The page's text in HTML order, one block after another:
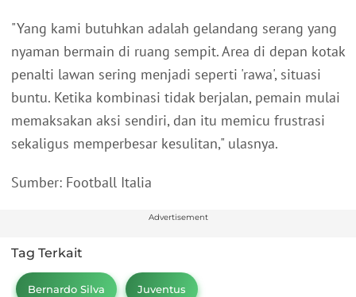
"Yang kami butuhkan adalah gelandang serang yang
nyaman bermain di ruang sempit. Area di depan kotak
penalti lawan sering menjadi seperti 'rawa', situasi
buntu. Ketika kombinasi tidak berjalan, pemain mulai
memaksakan aksi sendiri, dan itu memicu frustrasi
sekaligus memperbesar kesulitan," ulasnya.
Sumber: Football Italia
Advertisement
Tag Terkait
Bernardo Silva Juventus